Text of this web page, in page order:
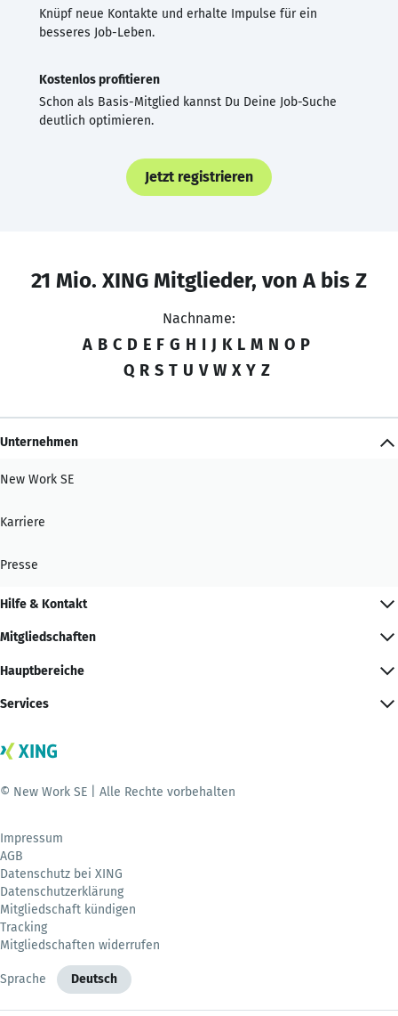
Knüpf neue Kontakte und erhalte Impulse für ein
besseres Job-Leben.
Kostenlos profitieren
Schon als Basis-Mitglied kannst Du Deine Job-Suche
deutlich optimieren.
Jetzt registrieren
21 Mio. XING Mitglieder, von A bis Z
Nachname:
A B C D E F G H I J K L M N O P
Q R S T U V W X Y Z
Unternehmen
New Work SE
Karriere
Presse
Hilfe & Kontakt
Mitgliedschaften
Hauptbereiche
Services
© New Work SE | Alle Rechte vorbehalten
Impressum
AGB
Datenschutz bei XING
Datenschutzerklärung
Mitgliedschaft kündigen
Tracking
Mitgliedschaften widerrufen
Sprache Deutsch